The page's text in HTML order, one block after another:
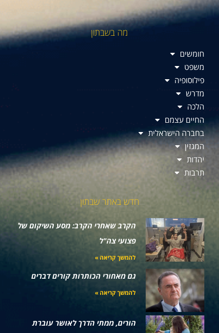
מה בשבתון
חומשים
משפט
פילוסופיה
מדרש
הלכה
החיים עצמם
בחברה הישראלית
המגזין
יהדות
תרבות
חדש באתר שבתון
הקרב שאחרי הקרב: מסע השיקום של
פצועי צה"ל
להמשך קריאה »
גם מאחורי הכותרות קורים דברים
להמשך קריאה »
הורים, ממתי הדרך לאושר עוברת